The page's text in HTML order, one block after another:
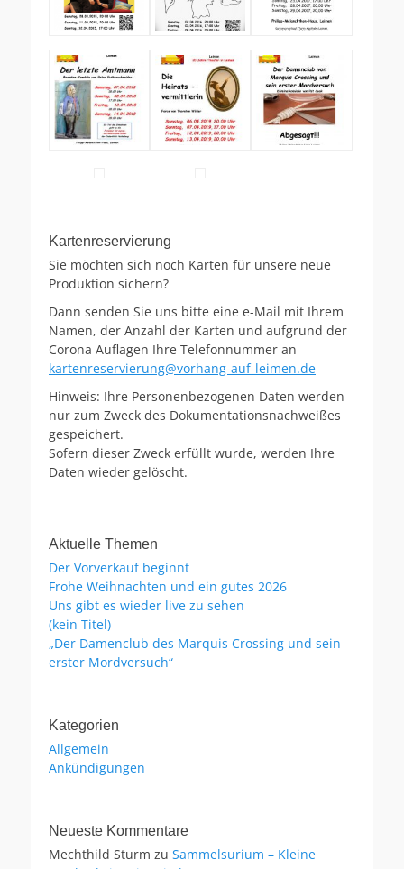
Kartenreservierung
Sie möchten sich noch Karten für unsere neue
Produktion sichern?
Dann senden Sie uns bitte eine e-Mail mit Ihrem
Namen, der Anzahl der Karten und aufgrund der
Corona Auflagen Ihre Telefonnummer an
kartenreservierung@vorhang-auf-leimen.de
Hinweis: Ihre Personenbezogenen Daten werden
nur zum Zweck des Dokumentationsnachweißes
gespeichert.
Sofern dieser Zweck erfüllt wurde, werden Ihre
Daten wieder gelöscht.
Aktuelle Themen
Der Vorverkauf beginnt
Frohe Weihnachten und ein gutes 2026
Uns gibt es wieder live zu sehen
(kein Titel)
„Der Damenclub des Marquis Crossing und sein
erster Mordversuch“
Kategorien
Allgemein
Ankündigungen
Neueste Kommentare
Mechthild Sturm zu Sammelsurium – Kleine